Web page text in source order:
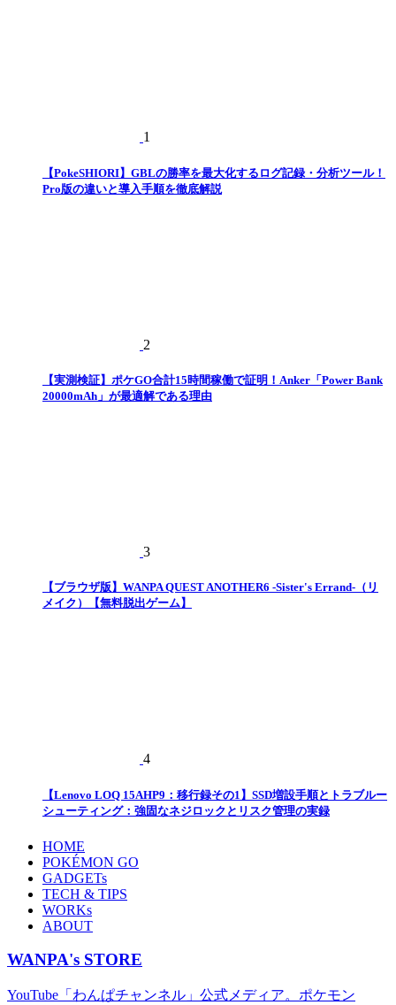
1
【PokeSHIORI】GBLの勝率を最大化するログ記録・分析ツール！
Pro版の違いと導入手順を徹底解説
2
【実測検証】ポケGO合計15時間稼働で証明！Anker「Power Bank
20000mAh」が最適解である理由
3
【ブラウザ版】WANPA QUEST ANOTHER6 -Sister's Errand-（リ
メイク）【無料脱出ゲーム】
4
【Lenovo LOQ 15AHP9：移行録その1】SSD増設手順とトラブルー
シューティング：強固なネジロックとリスク管理の実録
HOME
POKÉMON GO
GADGETs
TECH & TIPS
WORKs
ABOUT
WANPA's STORE
YouTube「わんぱチャンネル」公式メディア。ポケモン